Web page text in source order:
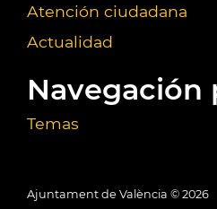
Atención ciudadana
Actualidad
Navegación
Temas
Ajuntament de València © 2026